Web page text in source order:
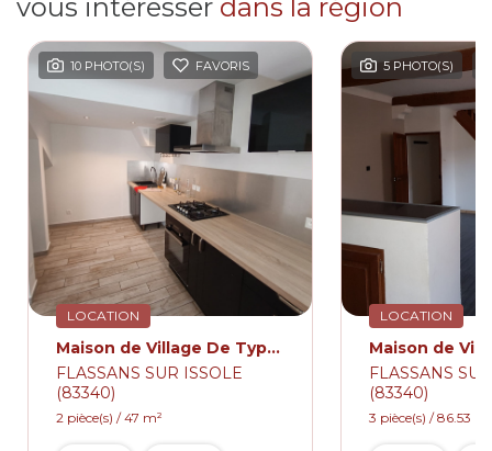
vous intéresser dans la région
FAVORIS
Maison de Village De Type 2 47.00m² Meublé et Climatisé FLASSANS SUR ISSOLE
SUR ISSOLE
/ 47 m²
5 PHOTO(S) FAVORIS
LOCATION
FLASSANS SUR ISSOLE
3 pièce(s) / 86.53 m²